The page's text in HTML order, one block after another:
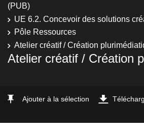
(PUB)
UE 6.2. Concevoir des solutions
Pôle Ressources
Atelier créatif / Création
Atelier créatif / Création
Ajouter à la sélection